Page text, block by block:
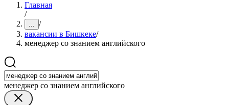
Главная
/
... /
вакансии в Бишкеке/
менеджер со знанием английского
менеджер со знанием английского